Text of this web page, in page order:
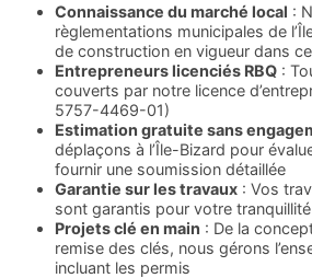
Connaissance du marché local :
règlementations municipales de
de construction en vigueur dans
Entrepreneurs licenciés RBQ :
couverts par notre licence
5757-4469-01)
Estimation gratuite sans
déplaçons à l’Île-Bizard pour
fournir une soumission détaillée
Garantie sur les travaux : Vos
sont garantis pour votre tranquillité
Projets clé en main : De la
remise des clés, nous gérons
incluant les permis